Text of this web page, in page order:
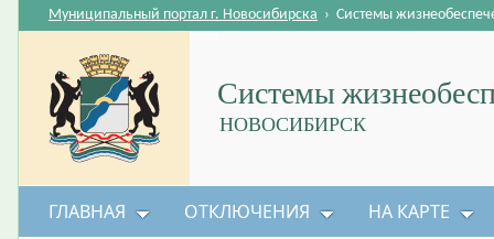
Системы
НОВОСИБИРСК
Муниципальный портал г. Новосибирска › Системы
ГЛАВНАЯ ОТКЛЮЧЕНИЯ НА КАРТЕ